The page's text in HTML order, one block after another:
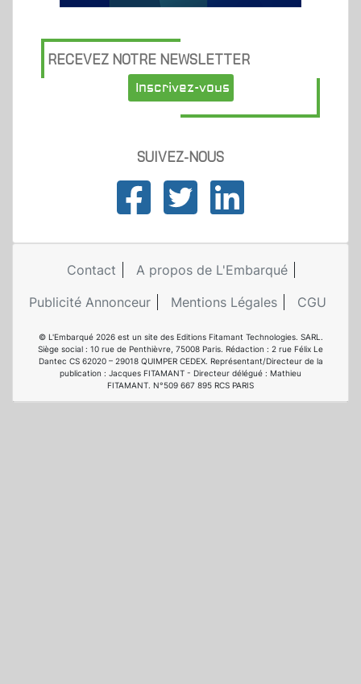
RECEVEZ NOTRE NEWSLETTER
Inscrivez-vous
SUIVEZ-NOUS
Contact
A propos de L'Embarqué
Publicité Annonceur
Mentions Légales CGU
© L'Embarqué 2026 est un site des Editions Fitamant Technologies. SARL.
Siège social : 10 rue de Penthièvre, 75008 Paris. Rédaction : 2 rue Félix Le
Dantec CS 62020 – 29018 QUIMPER CEDEX. Représentant/Directeur de la
publication : Jacques FITAMANT - Directeur délégué : Mathieu
FITAMANT. N°509 667 895 RCS PARIS